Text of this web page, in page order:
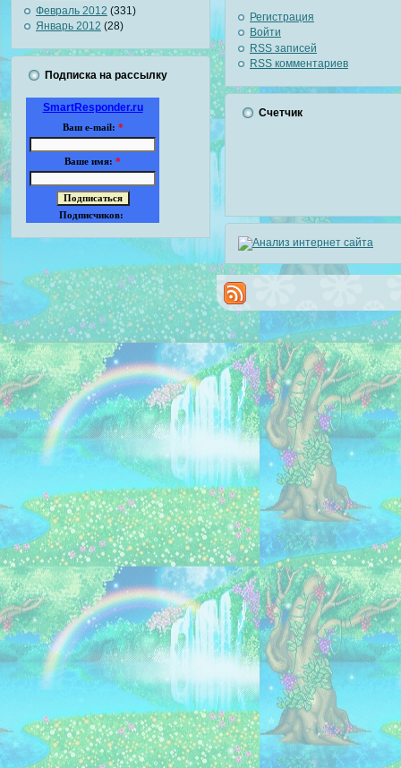
Февраль 2012 (331)
Январь 2012 (28)
Подписка на рассылку
SmartResponder.ru
Ваш e-mail: *
Ваше имя: *
Подписчиков:
Регистрация
Войти
RSS записей
RSS комментариев
Счетчик